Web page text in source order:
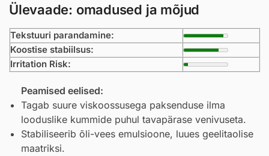
Ülevaade: omadused ja mõjud
Tekstuuri parandamine:
Koostise stabiilsus:
Irritation Risk:
Peamised eelised:
Tagab suure viskoossusega paksenduse ilma
looduslike kummide puhul tavapärase venivuseta.
Stabiliseerib õli-vees emulsioone, luues geelitaolise
maatriksi.